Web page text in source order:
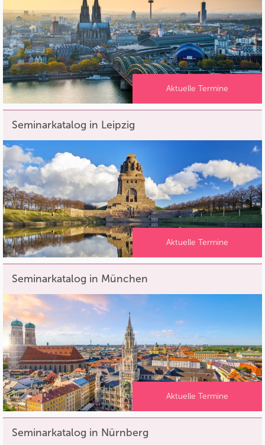
Aktuelle Termine
Seminarkatalog in Leipzig
Aktuelle Termine
Seminarkatalog in München
Aktuelle Termine
Seminarkatalog in Nürnberg